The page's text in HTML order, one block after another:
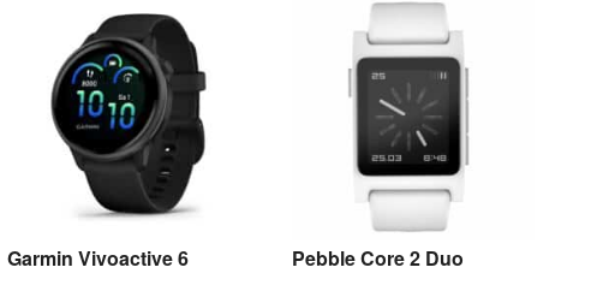
Garmin Vivoactive 6 Pebble Core 2 Duo